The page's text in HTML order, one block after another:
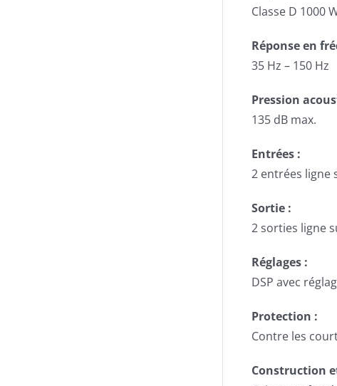
Classe D 1000
Réponse en
35 Hz – 150 Hz
Pression
135 dB max.
Entrées :
2 entrées ligne
Sortie :
2 sorties ligne
Réglages :
DSP avec
Protection :
Contre les
Construction